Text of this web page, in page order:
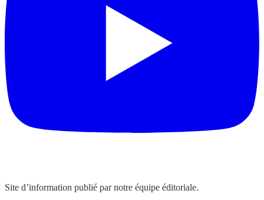
Site d’information publié par notre équipe éditoriale.